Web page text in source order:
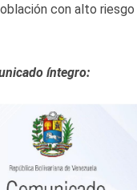
con alto riesgo
íntegro: